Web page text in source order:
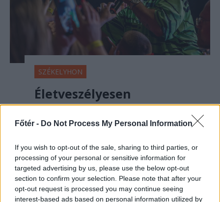
Főtér - Do Not Process My Personal Information
If you wish to opt-out of the sale, sharing to third parties, or
processing of your personal or sensitive information for
targeted advertising by us, please use the below opt-out
section to confirm your selection. Please note that after your
opt-out request is processed you may continue seeing
interest-based ads based on personal information utilized by
SZÉKELYHON
Életveszélyesen
megfenyegették Majkát,
elmarad a
koncertje
Életveszélyes fenyegetést kapott
Majka, ezért elmarad a
sepsiszentgyörgyi koncertje. Az előadó